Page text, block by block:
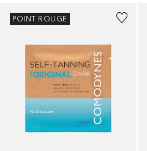
POINT ROUGE